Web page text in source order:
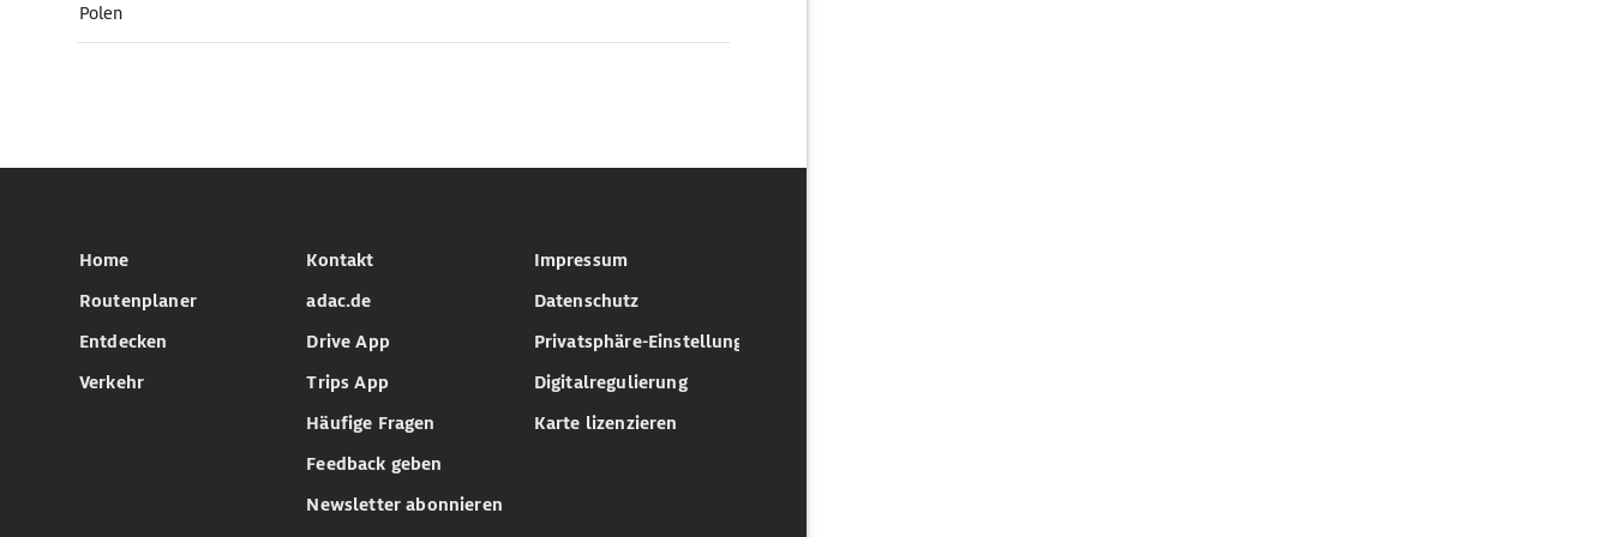
Polen
Home
Routenplaner
Entdecken
Verkehr
Kontakt
adac.de
Drive App
Trips App
Häufige Fragen
Feedback geben
Newsletter abonnieren
Impressum
Datenschutz
Privatsphäre-Einstellungen
Digitalregulierung
Karte lizenzieren